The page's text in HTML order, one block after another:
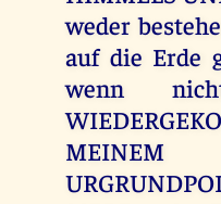
weder
auf die Erde
wenn